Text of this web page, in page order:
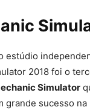
estúdio
2018 foi o
Simulator
grande sucesso